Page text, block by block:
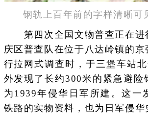
钢轨上百年前的字样清晰可
第四次全国文物普查正在进
庆区普查队在位于八达岭镇的
行拉网式调查时，于三堡车站
外发现了长约300米的紧急避险
为1939年侵华日军所建。这一
铁路的实物资料，也为日军侵华